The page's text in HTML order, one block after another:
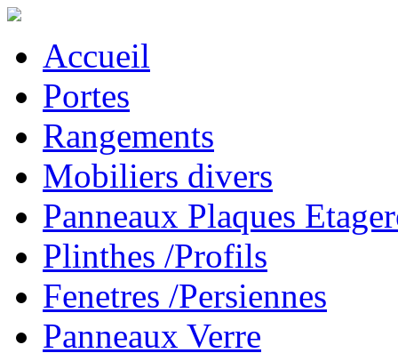
Accueil
Portes
Rangements
Mobiliers divers
Panneaux Plaques
Plinthes /Profils
Fenetres /Persiennes
Panneaux Verre